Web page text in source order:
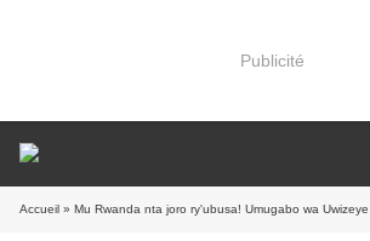
Publicité
Accueil » Mu Rwanda nta joro ry'ubusa! Umugabo wa Uwizeye Imakulata Kansiime,umunyamabanga